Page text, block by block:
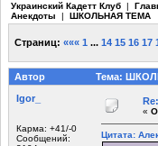
Украинский Кадетт Клуб |
Анекдоты | ШКОЛЬНАЯ ТЕМА
Страниц: ««« 1 ... 14 15 16 17
Автор
Тема:
Igor_
Карма: +41/-0
Сообщений:
«
Цитата: